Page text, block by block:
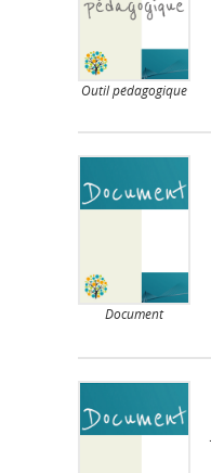
Outil pédagogique
Document